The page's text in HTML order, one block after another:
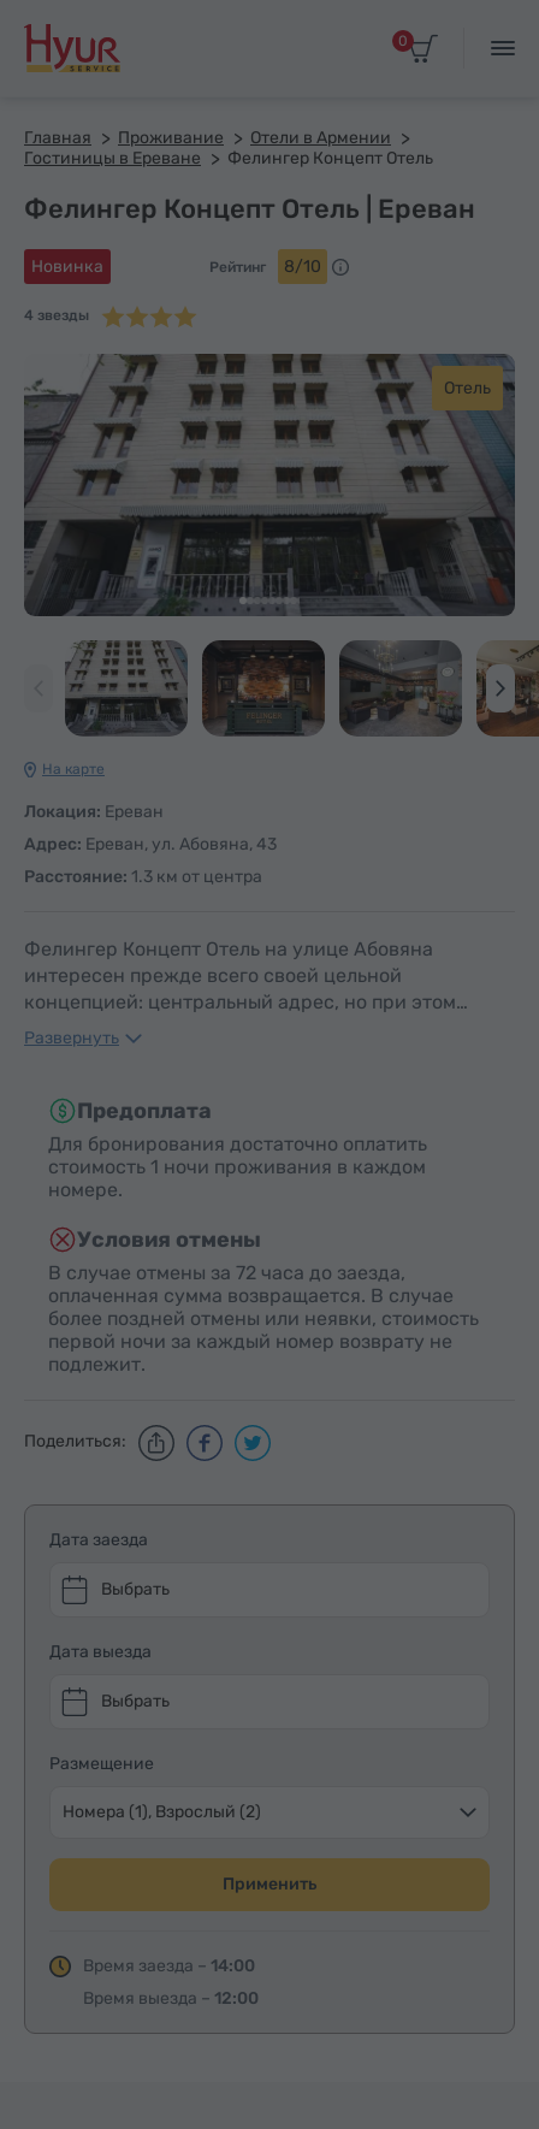
0
Главная Проживание
Отели в Армении
Гостиницы в Ереване
Фелингер Концепт Отель
Фелингер Концепт Отель | Ереван
Новинка
4 звезды
Рейтинг 8/10
Отель
На карте
Локация: Ереван
Адрес: Ереван, ул. Абовяна, 43
Расстояние: 1.3 км от центра
Фелингер Концепт Отель на улице Абовяна
интересен прежде всего своей цельной
концепцией: центральный адрес, но при этом…
Развернуть
Предоплата
Для бронирования достаточно оплатить
стоимость 1 ночи проживания в каждом
номере.
Условия отмены
В случае отмены за 72 часа до заезда,
оплаченная сумма возвращается. В случае
более поздней отмены или неявки, стоимость
первой ночи за каждый номер возврату не
подлежит.
Поделиться:
Дата заезда
Выбрать
Дата выезда
Выбрать
Размещение
Номера (1), Взрослый (2)
Применить
Время заезда – 14:00
Время выезда – 12:00